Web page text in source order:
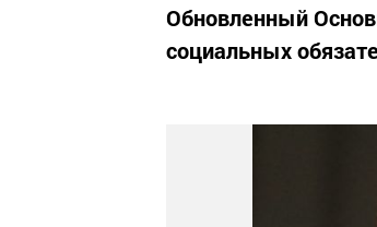
Обновленный
социальных